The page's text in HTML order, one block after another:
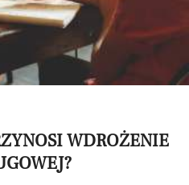
WDROŻENIE